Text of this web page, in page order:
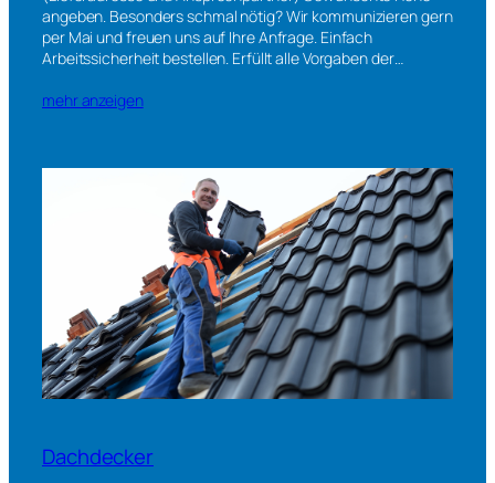
angeben. Besonders schmal nötig? Wir kommunizieren gern
per Mai und freuen uns auf Ihre Anfrage. Einfach
Arbeitssicherheit bestellen. Erfüllt alle Vorgaben der…
mehr anzeigen
Dachdecker